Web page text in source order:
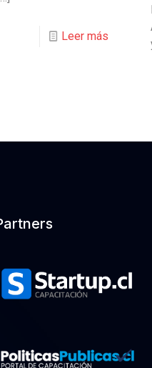
Leer más